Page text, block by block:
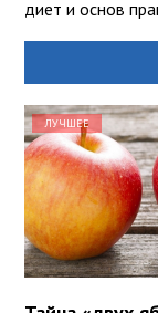
диет и основ
ЛУЧШЕЕ